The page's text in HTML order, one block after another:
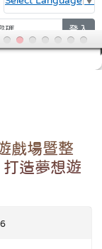
登入
戲場暨整
造夢想遊